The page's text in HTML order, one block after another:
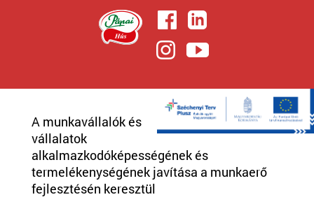
A munkavállalók és
vállalatok
alkalmazkodóképességének és
termelékenységének javítása a munkaerő
fejlesztésén keresztül